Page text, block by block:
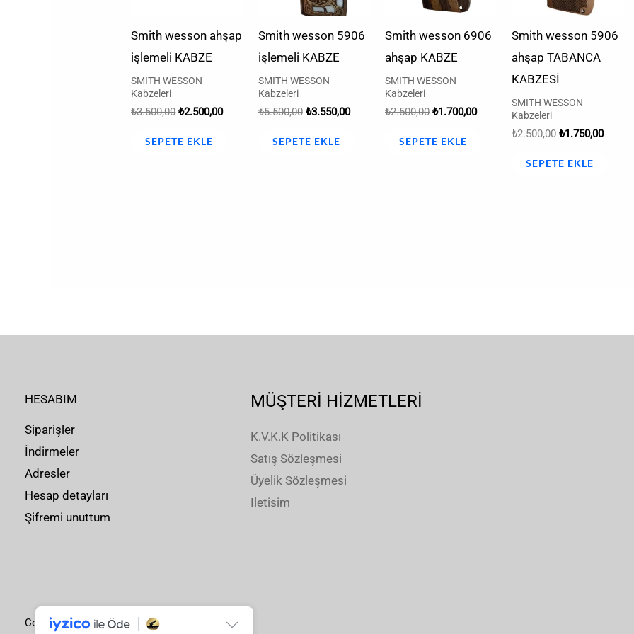
Smith wesson ahşap
işlemeli KABZE
SMITH WESSON
Kabzeleri
₺3.500,00 ₺2.500,00
SEPETE EKLE
Smith wesson 5906
işlemeli KABZE
SMITH WESSON
Kabzeleri
₺5.500,00 ₺3.550,00
SEPETE EKLE
Smith wesson 6906
ahşap KABZE
SMITH WESSON
Kabzeleri
₺2.500,00 ₺1.700,00
SEPETE EKLE
Smith wesson 5906
ahşap TABANCA
KABZESİ
SMITH WESSON
Kabzeleri
₺2.500,00 ₺1.750,00
SEPETE EKLE
HESABIM
Siparişler
İndirmeler
Adresler
Hesap detayları
Şifremi unuttum
MÜŞTERİ HİZMETLERİ
K.V.K.K Politikası
Satış Sözleşmesi
Üyelik Sözleşmesi
Iletisim
Copyright © 2026 . Powered by .